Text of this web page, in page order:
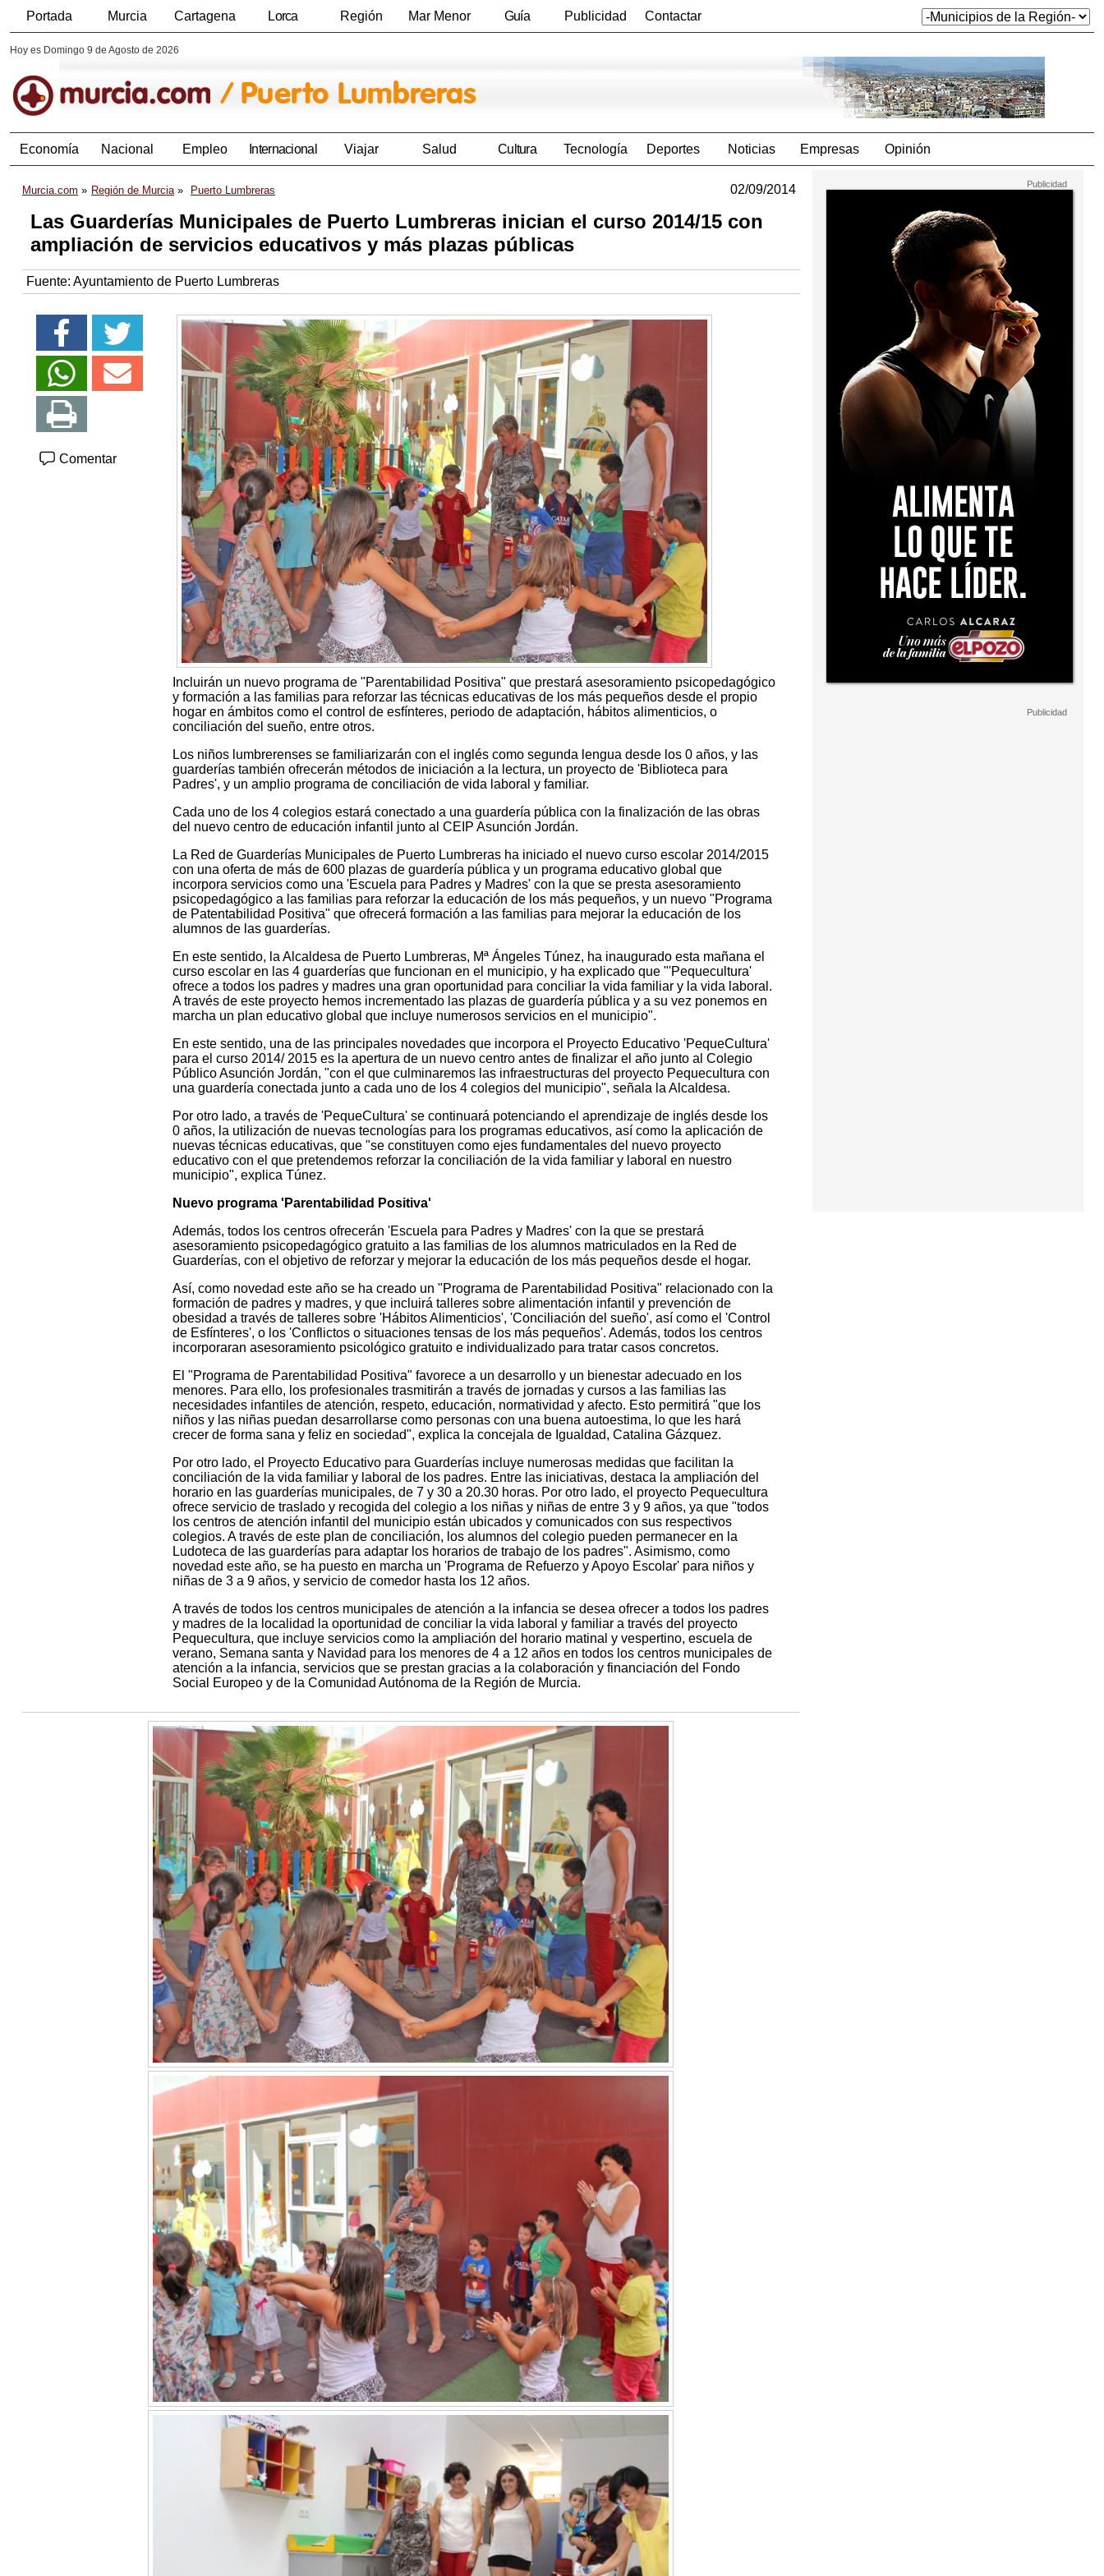
Portada Murcia Cartagena Lorca Región Mar Menor Guía Publicidad Contactar
Hoy es Domingo 9 de Agosto de 2026
Economía Nacional Empleo Internacional Viajar Salud Cultura Tecnología Deportes Noticias Empresas Opinión
Murcia.com Región de Murcia Puerto Lumbreras 02/09/2014
Las Guarderías Municipales de Puerto Lumbreras inician el curso 2014/15 con
ampliación de servicios educativos y más plazas públicas
Fuente: Ayuntamiento de Puerto Lumbreras
Comentar
Incluirán un nuevo programa de "Parentabilidad Positiva" que prestará asesoramiento psicopedagógico
y formación a las familias para reforzar las técnicas educativas de los más pequeños desde el propio
hogar en ámbitos como el control de esfínteres, periodo de adaptación, hábitos alimenticios, o
conciliación del sueño, entre otros.
Los niños lumbrerenses se familiarizarán con el inglés como segunda lengua desde los 0 años, y las
guarderías también ofrecerán métodos de iniciación a la lectura, un proyecto de 'Biblioteca para
Padres', y un amplio programa de conciliación de vida laboral y familiar.
Cada uno de los 4 colegios estará conectado a una guardería pública con la finalización de las obras
del nuevo centro de educación infantil junto al CEIP Asunción Jordán.
La Red de Guarderías Municipales de Puerto Lumbreras ha iniciado el nuevo curso escolar 2014/2015
con una oferta de más de 600 plazas de guardería pública y un programa educativo global que
incorpora servicios como una 'Escuela para Padres y Madres' con la que se presta asesoramiento
psicopedagógico a las familias para reforzar la educación de los más pequeños, y un nuevo "Programa
de Patentabilidad Positiva" que ofrecerá formación a las familias para mejorar la educación de los
alumnos de las guarderías.
En este sentido, la Alcaldesa de Puerto Lumbreras, Mª Ángeles Túnez, ha inaugurado esta mañana el
curso escolar en las 4 guarderías que funcionan en el municipio, y ha explicado que "'Pequecultura'
ofrece a todos los padres y madres una gran oportunidad para conciliar la vida familiar y la vida laboral.
A través de este proyecto hemos incrementado las plazas de guardería pública y a su vez ponemos en
marcha un plan educativo global que incluye numerosos servicios en el municipio".
En este sentido, una de las principales novedades que incorpora el Proyecto Educativo 'PequeCultura'
para el curso 2014/ 2015 es la apertura de un nuevo centro antes de finalizar el año junto al Colegio
Público Asunción Jordán, "con el que culminaremos las infraestructuras del proyecto Pequecultura con
una guardería conectada junto a cada uno de los 4 colegios del municipio", señala la Alcaldesa.
Por otro lado, a través de 'PequeCultura' se continuará potenciando el aprendizaje de inglés desde los
0 años, la utilización de nuevas tecnologías para los programas educativos, así como la aplicación de
nuevas técnicas educativas, que "se constituyen como ejes fundamentales del nuevo proyecto
educativo con el que pretendemos reforzar la conciliación de la vida familiar y laboral en nuestro
municipio", explica Túnez.
Nuevo programa 'Parentabilidad Positiva'
Además, todos los centros ofrecerán 'Escuela para Padres y Madres' con la que se prestará
asesoramiento psicopedagógico gratuito a las familias de los alumnos matriculados en la Red de
Guarderías, con el objetivo de reforzar y mejorar la educación de los más pequeños desde el hogar.
Así, como novedad este año se ha creado un "Programa de Parentabilidad Positiva" relacionado con la
formación de padres y madres, y que incluirá talleres sobre alimentación infantil y prevención de
obesidad a través de talleres sobre 'Hábitos Alimenticios', 'Conciliación del sueño', así como el 'Control
de Esfínteres', o los 'Conflictos o situaciones tensas de los más pequeños'. Además, todos los centros
incorporaran asesoramiento psicológico gratuito e individualizado para tratar casos concretos.
El "Programa de Parentabilidad Positiva" favorece a un desarrollo y un bienestar adecuado en los
menores. Para ello, los profesionales trasmitirán a través de jornadas y cursos a las familias las
necesidades infantiles de atención, respeto, educación, normatividad y afecto. Esto permitirá "que los
niños y las niñas puedan desarrollarse como personas con una buena autoestima, lo que les hará
crecer de forma sana y feliz en sociedad", explica la concejala de Igualdad, Catalina Gázquez.
Por otro lado, el Proyecto Educativo para Guarderías incluye numerosas medidas que facilitan la
conciliación de la vida familiar y laboral de los padres. Entre las iniciativas, destaca la ampliación del
horario en las guarderías municipales, de 7 y 30 a 20.30 horas. Por otro lado, el proyecto Pequecultura
ofrece servicio de traslado y recogida del colegio a los niñas y niñas de entre 3 y 9 años, ya que "todos
los centros de atención infantil del municipio están ubicados y comunicados con sus respectivos
colegios. A través de este plan de conciliación, los alumnos del colegio pueden permanecer en la
Ludoteca de las guarderías para adaptar los horarios de trabajo de los padres". Asimismo, como
novedad este año, se ha puesto en marcha un 'Programa de Refuerzo y Apoyo Escolar' para niños y
niñas de 3 a 9 años, y servicio de comedor hasta los 12 años.
A través de todos los centros municipales de atención a la infancia se desea ofrecer a todos los padres
y madres de la localidad la oportunidad de conciliar la vida laboral y familiar a través del proyecto
Pequecultura, que incluye servicios como la ampliación del horario matinal y vespertino, escuela de
verano, Semana santa y Navidad para los menores de 4 a 12 años en todos los centros municipales de
atención a la infancia, servicios que se prestan gracias a la colaboración y financiación del Fondo
Social Europeo y de la Comunidad Autónoma de la Región de Murcia.